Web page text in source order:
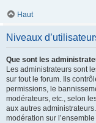
Haut
Niveaux
Que sont les
Les administrateurs sont
sur tout le forum. Ils
permissions, le
modérateurs, etc., selon
aux autres
modération sur